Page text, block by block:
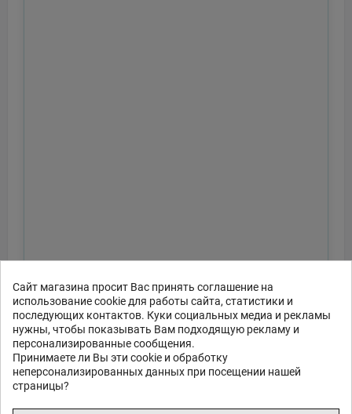
Сайт магазина просит Вас принять соглашение на
использование cookie для работы сайта, статистики и
последующих контактов. Куки социальных медиа и рекламы
нужны, чтобы показывать Вам подходящую рекламу и
персонализированные сообщения.
Принимаете ли Вы эти cookie и обработку
неперсонализированных данных при посещении нашей
страницы?